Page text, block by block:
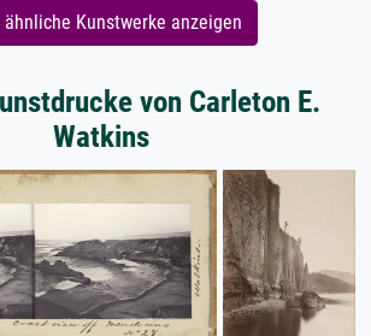
ähnliche Kunstwerke anzeigen
von Carleton E.
Watkins